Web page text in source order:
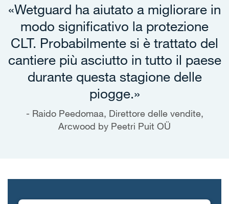
«Wetguard ha aiutato a migliorare in
modo significativo la protezione
CLT. Probabilmente si è trattato del
cantiere più asciutto in tutto il paese
durante questa stagione delle
piogge.»
Raido Peedomaa, Direttore delle vendite,
Arcwood by Peetri Puit OÜ